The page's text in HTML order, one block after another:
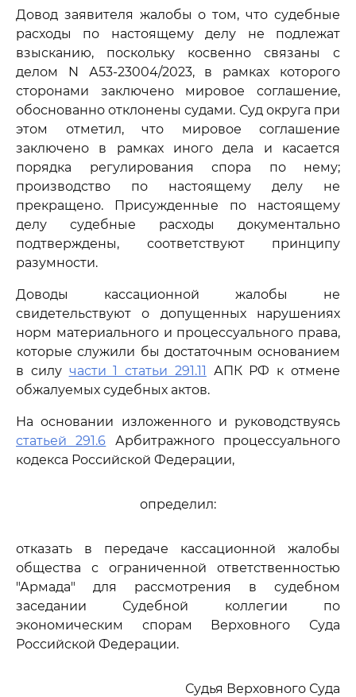
Довод заявителя жалобы о том, что судебные
расходы по настоящему делу не подлежат
взысканию, поскольку косвенно связаны с
делом N А53-23004/2023, в рамках которого
сторонами заключено мировое соглашение,
обоснованно отклонены судами. Суд округа при
этом отметил, что мировое соглашение
заключено в рамках иного дела и касается
порядка регулирования спора по нему;
производство по настоящему делу не
прекращено. Присужденные по настоящему
делу судебные расходы документально
подтверждены, соответствуют принципу
разумности.
Доводы кассационной жалобы не
свидетельствуют о допущенных нарушениях
норм материального и процессуального права,
которые служили бы достаточным основанием
в силу части 1 статьи 291.11 АПК РФ к отмене
обжалуемых судебных актов.
На основании изложенного и руководствуясь
статьей 291.6 Арбитражного процессуального
кодекса Российской Федерации,
определил:
отказать в передаче кассационной жалобы
общества с ограниченной ответственностью
"Армада" для рассмотрения в судебном
заседании Судебной коллегии по
экономическим спорам Верховного Суда
Российской Федерации.
Судья Верховного Суда